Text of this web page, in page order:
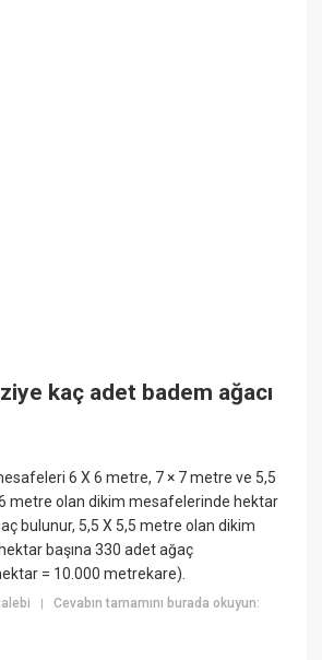
kaç adet badem ağacı
6 X 6 metre, 7 × 7 metre ve 5,5
metre olan dikim mesafelerinde hektar
bulunur, 5,5 X 5,5 metre olan dikim
başına 330 adet ağaç
= 10.000 metrekare).
|Cevabın tamamını burada okuyun: